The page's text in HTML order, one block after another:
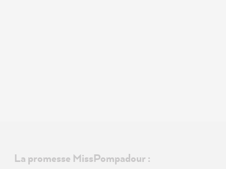
La promesse MissPompadour :